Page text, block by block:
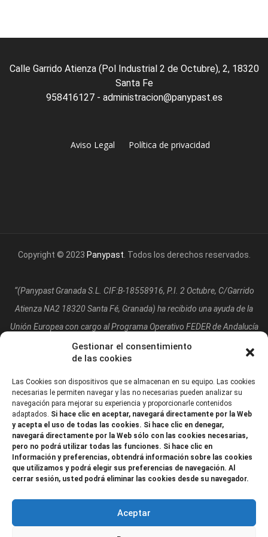
Gestionar el consentimiento
de las cookies
Las Cookies son dispositivos que se almacenan en su equipo. Las cookies
necesarias le permiten navegar y las no necesarias pueden analizar su
navegación para mejorar su experiencia y proporcionarle contenidos
adaptados. Si hace clic en aceptar, navegará directamente por la Web
y acepta el uso de todas las cookies. Si hace clic en denegar,
navegará directamente por la Web sólo con las cookies necesarias,
pero no podrá utilizar todas las funciones. Si hace clic en
Información y preferencias, obtendrá información sobre las cookies
que utilizamos y podrá elegir sus preferencias de navegación. Al
cerrar sesión, usted podrá eliminar las cookies desde su navegador.
Aceptar
Calle Garrido Atienza (Pol Industrial 2 de Octubre), 2, 18320
Santa Fe
958416127 - administracion@panypast.es
Aviso Legal Política de privacidad
Copyright © 2023 Panypast . Todos los derechos reservados.
“(Panypast Granada S.L. CIF:B-18558916, P.I. 2 Octubre, C/Garrido
Atienza NA2 18320 Santa Fé, Granada) ha recibido una ayuda de la
Unión Europea con cargo al Programa Operativo FEDER de Andalucía
2014-2020, financiada como parte de la respuesta de la Unión a la
pandemia de COVID-19 (REACT-UE), para compensar el sobrecoste
energético de gas natural y/o electricidad a pymes y autónomos
especialmente afectados por el incremento de los precios del gas
natural y la electricidad provocados por el impacto de la guerra de
agresión de Rusia contra Ucrania.”